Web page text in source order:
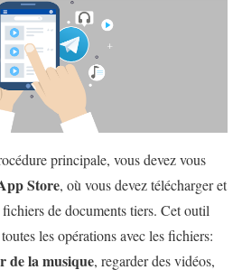
principale, vous devez vous
Store, où vous devez télécharger et
de documents tiers. Cet outil
les opérations avec les fichiers:
de la musique, regarder des vidéos,